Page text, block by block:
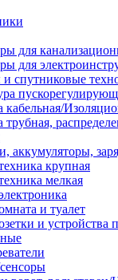
для
для
спутниковые
кабельная/
трубная,
аккумуляторы,
крупная
мелкая
и туалет
и